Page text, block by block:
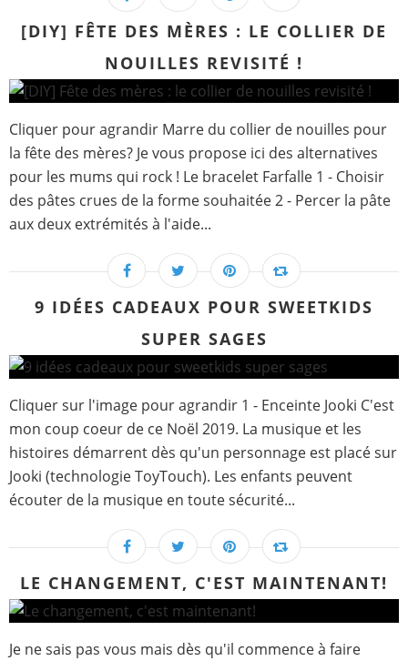
[DIY] FÊTE DES MÈRES : LE COLLIER DE
NOUILLES REVISITÉ !
Cliquer pour agrandir Marre du collier de nouilles pour
la fête des mères? Je vous propose ici des alternatives
pour les mums qui rock ! Le bracelet Farfalle 1 - Choisir
des pâtes crues de la forme souhaitée 2 - Percer la pâte
aux deux extrémités à l'aide...
9 IDÉES CADEAUX POUR SWEETKIDS
SUPER SAGES
Cliquer sur l'image pour agrandir 1 - Enceinte Jooki C'est
mon coup coeur de ce Noël 2019. La musique et les
histoires démarrent dès qu'un personnage est placé sur
Jooki (technologie ToyTouch). Les enfants peuvent
écouter de la musique en toute sécurité...
LE CHANGEMENT, C'EST MAINTENANT!
Je ne sais pas vous mais dès qu'il commence à faire